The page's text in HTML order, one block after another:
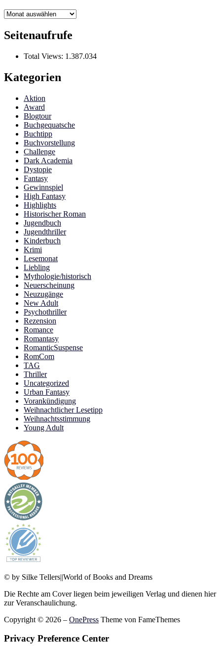
Archiv
Seitenaufrufe
Total Views: 1.387.034
Kategorien
Aktion
Award
Blogtour
Buchgequatsche
Buchtipp
Buchvorstellung
Challenge
Dark Academia
Dystopie
Fantasy
Gewinnspiel
High Fantasy
Highlights
Historischer Roman
Jugendbuch
Jugendthriller
Kinderbuch
Krimi
Lesemonat
Liebling
Mythologie/historisch
Neuerscheinung
Neuzugänge
New Adult
Psychothriller
Rezension
Romance
Romantasy
RomanticSuspense
RomCom
TAG
Thriller
Uncategorized
Urban Fantasy
Vorankündigung
Weihnachtlicher Lesetipp
Weihnachtsstimmung
Young Adult
© by Silke Tellers||World of Books and Dreams
Die Rechte am Cover liegen beim jeweiligen Verlag und dienen hier
zur Veranschaulichung.
Copyright © 2026 – OnePress Theme von FameThemes
Privacy Preference Center